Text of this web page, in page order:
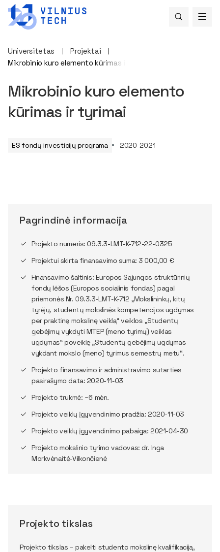
Universitetas
Projektai
Mikrobinio kuro elemento kūrimas ir tyrimai
Mikrobinio kuro elemento
kūrimas ir tyrimai
ES fondų investicijų programa 2020-2021
Pagrindinė informacija
Projekto numeris: 09.3.3-LMT-K-712-22-0325
Projektui skirta finansavimo suma: 3 000,00 €
Finansavimo šaltinis: Europos Sąjungos struktūrinių
fondų lėšos (Europos socialinis fondas) pagal
priemonės Nr. 09.3.3-LMT-K-712 „Mokslininkų, kitų
tyrėjų, studentų mokslinės kompetencijos ugdymas
per praktinę mokslinę veiklą“ veiklos „Studentų
gebėjimų vykdyti MTEP (meno tyrimų) veiklas
ugdymas“ poveiklę „Studentų gebėjimų ugdymas
vykdant mokslo (meno) tyrimus semestrų metu“.
Projekto finansavimo ir administravimo sutarties
pasirašymo data: 2020-11-03
Projekto trukmė: ~6 mėn.
Projekto veiklų įgyvendinimo pradžia: 2020-11-03
Projekto veiklų įgyvendinimo pabaiga: 2021-04-30
Projekto mokslinio tyrimo vadovas: dr. Inga
Morkvėnaitė-Vilkončienė
Projekto tikslas
Projekto tikslas – pakelti studento mokslinę kvalifikaciją,